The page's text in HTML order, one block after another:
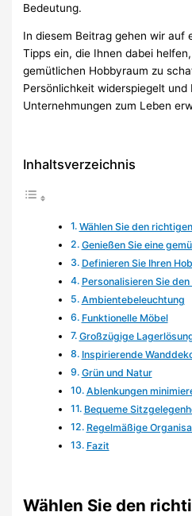
Bedeutung.
In diesem Beitrag gehen wir auf
Tipps ein, die Ihnen dabei
gemütlichen Hobbyraum zu
Persönlichkeit widerspiegelt und
Unternehmungen zum Leben
Inhaltsverzeichnis
Wählen Sie den
Genießen Sie eine
Definieren Sie Ihren
Personalisieren Sie den
Ambientebeleuchtung
Funktionelle Möbel
Großzügige
Inspirierende
Grün und Natur
Ablenkungen
Bequeme
Regelmäßige
Fazit
Wählen Sie den